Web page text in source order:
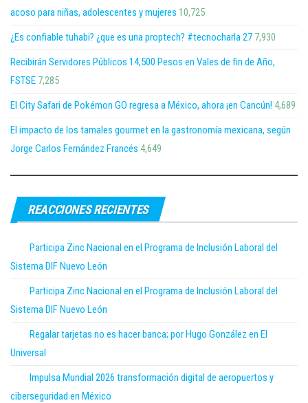
acoso para niñas, adolescentes y mujeres 10,725
¿Es confiable tuhabi? ¿que es una proptech? #tecnocharla 27 7,930
Recibirán Servidores Públicos 14,500 Pesos en Vales de fin de Año,
FSTSE 7,285
El City Safari de Pokémon GO regresa a México, ahora ¡en Cancún! 4,689
El impacto de los tamales gourmet en la gastronomía mexicana, según
Jorge Carlos Fernández Francés 4,649
REACCIONES RECIENTES
Participa Zinc Nacional en el Programa de Inclusión Laboral del
Sistema DIF Nuevo León
Participa Zinc Nacional en el Programa de Inclusión Laboral del
Sistema DIF Nuevo León
Regalar tarjetas no es hacer banca; por Hugo González en El
Universal
Impulsa Mundial 2026 transformación digital de aeropuertos y
ciberseguridad en México